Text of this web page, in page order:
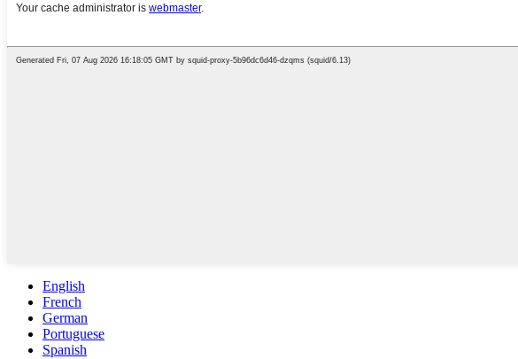
English
French
German
Portuguese
Spanish